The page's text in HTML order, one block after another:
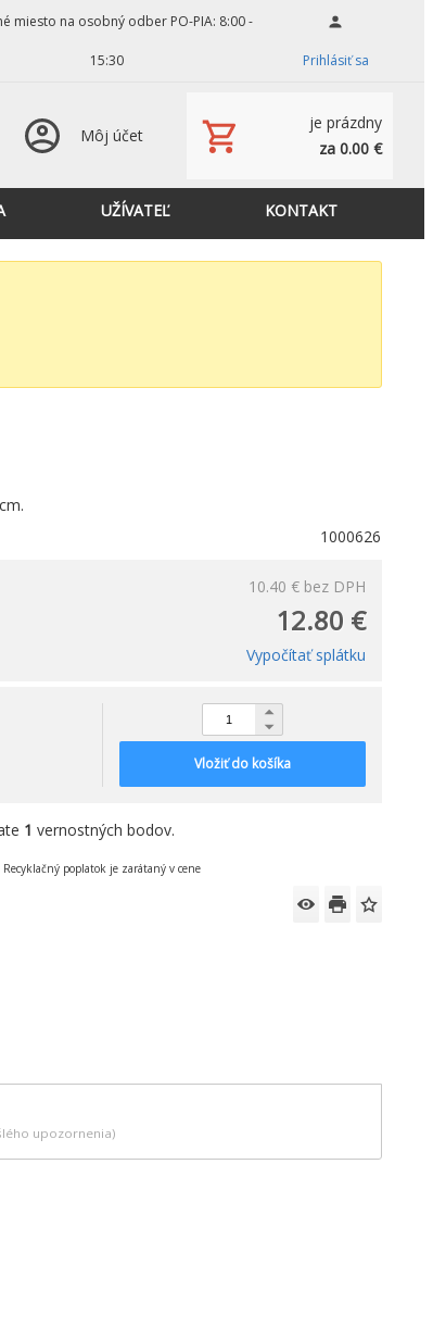
miesto na osobný odber PO-PIA: 8:00 -
15:30 Prihlásiť sa
Môj účet
je prázdny
za 0.00 €
UŽÍVATEĽ KONTAKT
1000626
10.40 € bez DPH
12.80 €
Vypočítať splátku
Vložiť do košíka
1 vernostných bodov.
Recyklačný poplatok je zarátaný v cene
upozornenia)